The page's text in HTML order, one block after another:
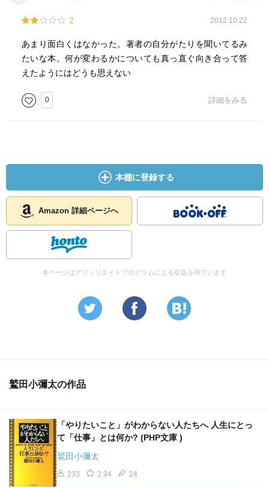
カーだと著者はいいます。
とりわけ上の意見に「哲学はたくましい」とか「哲学は悪
食だ」とかいった感じの著者自身のスタンスが明確に示さ
れているように思います。
2 2012.10.22
あまり面白くはなかった。著者の自分がたりを聞いてるみ
たいな本。何が変わるかについても真っ直ぐ向き合って答
えたようにはどうも思えない
0 詳細をみる
本棚に登録する
Amazon 詳細ページへ
本ページはアフィリエイトプログラムによる収益を得ています
鷲田小彌太の作品
「やりたいこと」がわからない人たちへ 人生にとっ
て「仕事」とは何か? (PHP文庫 )
鷲田小彌太
233 2.94 24